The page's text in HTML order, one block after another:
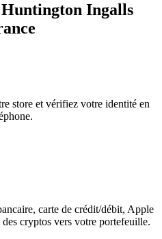
Ingalls
store et vérifiez votre identité en
carte de crédit/débit, Apple
cryptos vers votre portefeuille.